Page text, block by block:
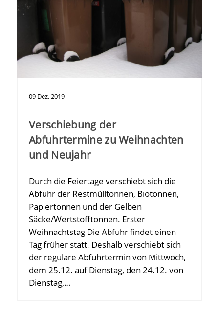
09 Dez.2019
Verschiebung der
Abfuhrtermine zu Weihnachten
und Neujahr
Durch die Feiertage verschiebt sich die
Abfuhr der Restmülltonnen, Biotonnen,
Papiertonnen und der Gelben
Säcke/Wertstofftonnen. Erster
Weihnachtstag Die Abfuhr findet einen
Tag früher statt. Deshalb verschiebt sich
der reguläre Abfuhrtermin von Mittwoch,
dem 25.12. auf Dienstag, den 24.12. von
Dienstag,…